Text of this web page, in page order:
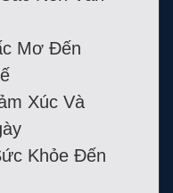
Mơ Đến
Xúc Và
Khỏe Đến